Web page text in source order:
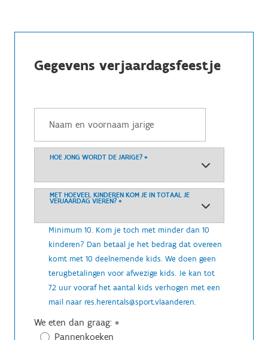
Gegevens verjaardagsfeestje
HOE JONG WORDT DE JARIGE? *
MET HOEVEEL KINDEREN KOM JE IN TOTAAL JE
VERJAARDAG VIEREN? *
Minimum 10. Kom je toch met minder dan 10
kinderen? Dan betaal je het bedrag dat overeen
komt met 10 deelnemende kids. We doen geen
terugbetalingen voor afwezige kids. Je kan tot
72 uur vooraf het aantal kids verhogen met een
mail naar res.herentals@sport.vlaanderen.
We eten dan graag: *
Pannenkoeken